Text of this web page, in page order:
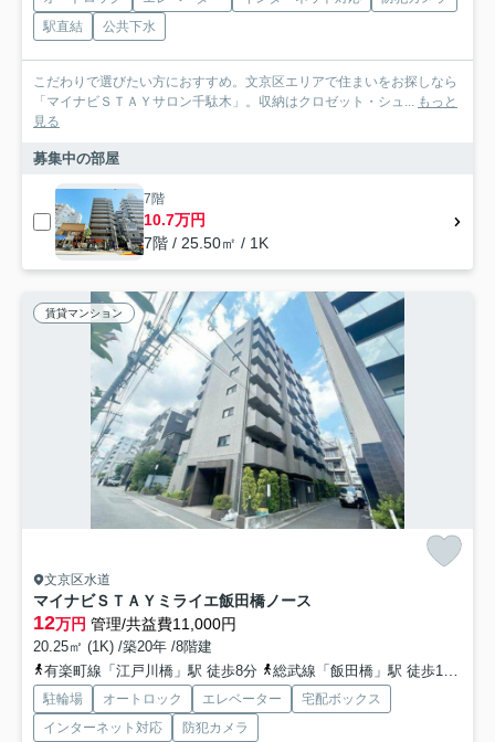
駅直結
公共下水
こだわりで選びたい方におすすめ。文京区エリアで住まいをお探しなら
「マイナビＳＴＡＹサロン千駄木」。収納はクロゼット・シュ... もっと
見る
募集中の部屋
7階
10.7万円
7階 / 25.50㎡ / 1K
賃貸マンション
文京区水道
マイナビＳＴＡＹミライエ飯田橋ノース
12万円 管理/共益費11,000円
20.25㎡ (1K) /築20年 /8階建
有楽町線「江戸川橋」駅 徒歩8分
総武線「飯田橋」駅 徒歩11分
駐輪場 オートロック エレベーター
宅配ボックス
インターネット対応
防犯カメラ